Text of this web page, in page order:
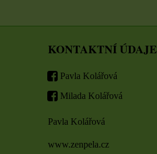
KONTAKTNÍ ÚDAJE
Pavla Kolářová
Milada Kolářová
Pavla Kolářová
www.zenpela.cz